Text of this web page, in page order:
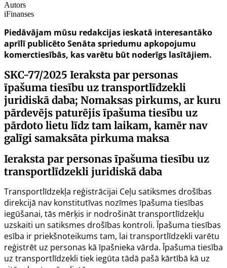
Autors
iFinanses
Piedāvājam mūsu redakcijas ieskatā interesantāko
aprīlī publicēto Senāta spriedumu apkopojumu
komerctiesībās, kas varētu būt noderīgs lasītājiem.
SKC-77/2025 Ieraksta par personas
īpašuma tiesību uz transportlīdzekli
juridiskā daba; Nomaksas pirkums, ar kuru
pārdevējs paturējis īpašuma tiesību uz
pārdoto lietu līdz tam laikam, kamēr nav
galīgi samaksāta pirkuma maksa
Ieraksta par personas īpašuma tiesību uz
transportlīdzekli juridiskā daba
Transportlīdzekļa reģistrācijai Ceļu satiksmes drošības
direkcijā nav konstitutīvas nozīmes īpašuma tiesības
iegūšanai, tās mērķis ir nodrošināt transportlīdzekļu
uzskaiti un satiksmes drošības kontroli. Īpašuma tiesības
esība ir priekšnoteikums tam, lai transportlīdzekli varētu
reģistrēt uz personas kā īpašnieka vārda. Īpašuma tiesība
uz transportlīdzekli tiek iegūta tādā pašā kārtībā kā uz